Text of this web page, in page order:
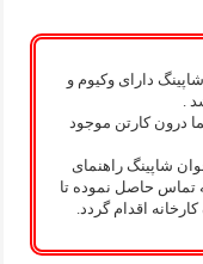
دارای وکیوم و
.
درون کارتن موجود
شاپینگ راهنمای
تماس حاصل نموده تا
اقدام گردد.